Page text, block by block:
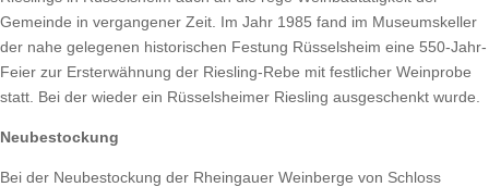
Gemeinde in vergangener Zeit. Im Jahr 1985 fand im Museumskeller
der nahe gelegenen historischen Festung Rüsselsheim eine 550-Jahr-
Feier zur Ersterwähnung der Riesling-Rebe mit festlicher Weinprobe
statt. Bei der wieder ein Rüsselsheimer Riesling ausgeschenkt wurde.
Neubestockung
Bei der Neubestockung der Rheingauer Weinberge von Schloss